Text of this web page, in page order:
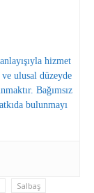
hizmet
ulusal düzeyde
Bağımsız
bulunmayı
Salbaş